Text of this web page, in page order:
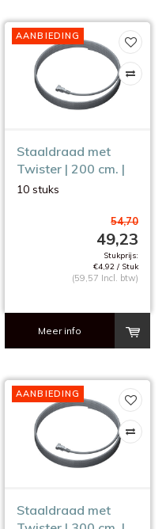
AANBIEDING
Staaldraad met
Twister | 200 cm. |
10 stuks
10 stuks
54,70
49,23
Stukprijs:
€4,92 / Stuk
(59,57 Incl. btw)
Meer info
AANBIEDING
Staaldraad met